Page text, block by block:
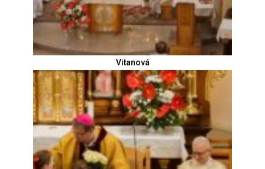
Vitanová